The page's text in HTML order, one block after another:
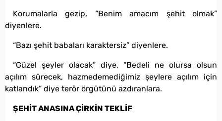
Korumalarla gezip, “Benim amacım şehit olmak”
diyenlere.
“Bazı şehit babaları karaktersiz” diyenlere.
“Güzel şeyler olacak” diye, “Bedeli ne olursa olsun
açılım sürecek, hazmedemediğimiz şeylere açılım için
katlandık” diye terör örgütünü azdıranlara.
ŞEHİT ANASINA ÇİRKİN TEKLİF